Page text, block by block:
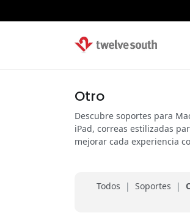
Otro
Descubre soportes para
iPad, correas estilizadas
mejorar cada experiencia
Todos | Soportes |